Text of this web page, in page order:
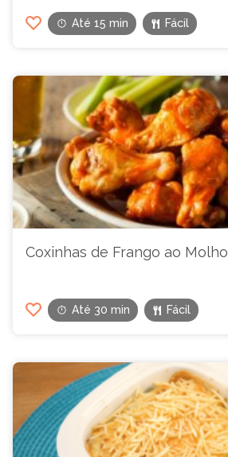
Até 15 min Fácil
Coxinhas de Frango ao Molho
Até 30 min Fácil